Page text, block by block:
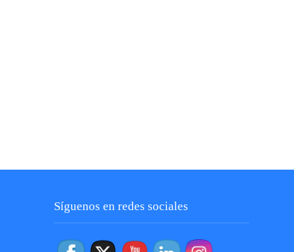
Síguenos en redes sociales